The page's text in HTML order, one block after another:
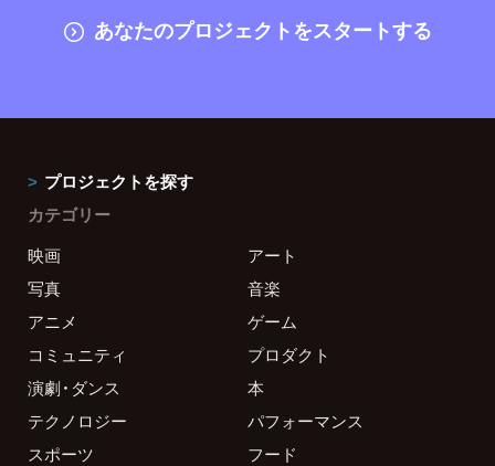
あなたのプロジェクトをスタートする
プロジェクトを探す
カテゴリー
映画
アート
写真
音楽
アニメ
ゲーム
コミュニティ
プロダクト
演劇・ダンス
本
テクノロジー
パフォーマンス
スポーツ
フード